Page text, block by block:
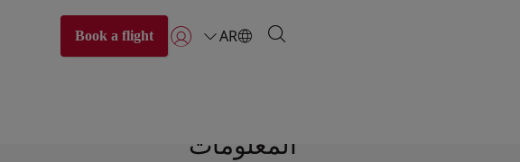
AR تسجيل الدخول | انضم)
Book a flight
المعلومات